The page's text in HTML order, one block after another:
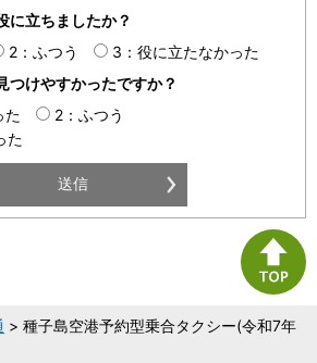
に立ちましたか？
2：ふつう
3：役に立たなかった
つけやすかったですか？
た
2：ふつう
た
> 種子島空港予約型乗合タクシー(令和7年